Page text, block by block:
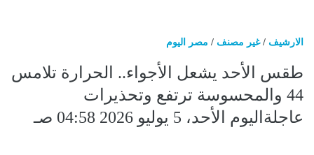
الارشيف /غير مصنف / مصر اليوم
طقس الأحد يشعل الأجواء.. الحرارة تلامس
44 والمحسوسة ترتفع وتحذيرات
عاجلةاليوم الأحد، 5 يوليو 2026 04:58 صـ